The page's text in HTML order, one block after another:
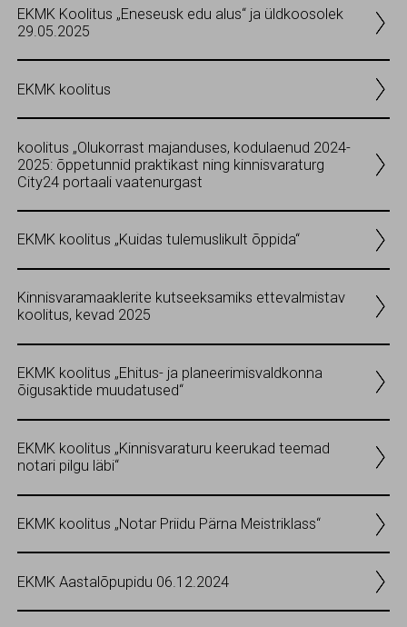
EKMK Koolitus „Eneseusk edu alus“ ja üldkoosolek
29.05.2025
EKMK koolitus
koolitus „Olukorrast majanduses, kodulaenud 2024-
2025: õppetunnid praktikast ning kinnisvaraturg
City24 portaali vaatenurgast
EKMK koolitus „Kuidas tulemuslikult õppida“
Kinnisvaramaaklerite kutseeksamiks ettevalmistav
koolitus, kevad 2025
EKMK koolitus „Ehitus- ja planeerimisvaldkonna
õigusaktide muudatused“
EKMK koolitus „Kinnisvaraturu keerukad teemad
notari pilgu läbi“
EKMK koolitus „Notar Priidu Pärna Meistriklass“
EKMK Aastalõpupidu 06.12.2024